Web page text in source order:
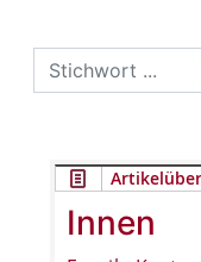
Search
for:
Innen